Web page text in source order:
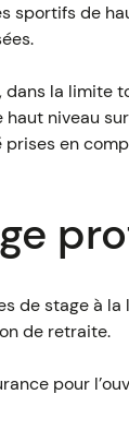
sportifs de
la limite
niveau
en
de stage à
de retraite.
pour